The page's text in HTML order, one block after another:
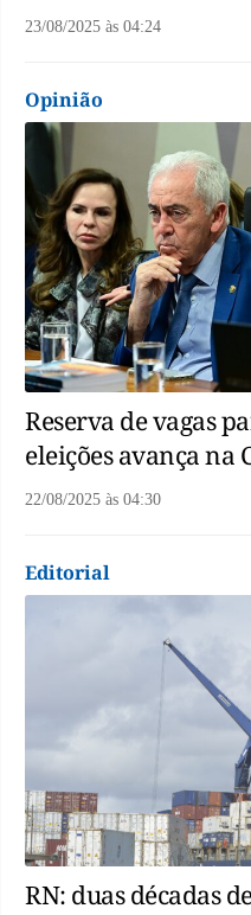
23/08/2025 às 04:24
Opinião
Reserva de vagas
eleições avança na
22/08/2025 às 04:30
Editorial
RN: duas décadas